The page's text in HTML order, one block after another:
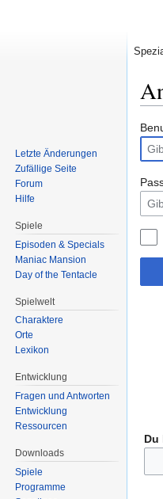
Zur
Zur
Du
Letzte Änderungen
Zufällige Seite
Forum
Hilfe
Spiele
Episoden & Specials
Maniac Mansion
Day of the Tentacle
Spielwelt
Charaktere
Orte
Lexikon
Entwicklung
Fragen und Antworten
Entwicklung
Ressourcen
Downloads
Spiele
Programme